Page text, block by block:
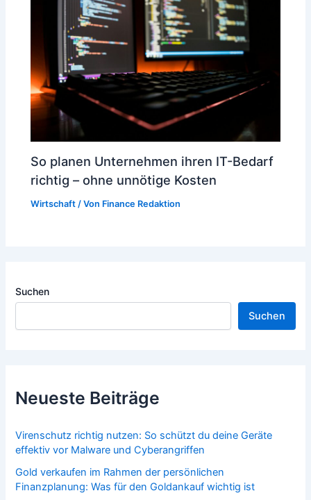
So planen Unternehmen ihren IT-Bedarf
richtig – ohne unnötige Kosten
Wirtschaft / Von Finance Redaktion
Suchen
Suchen
Neueste Beiträge
Virenschutz richtig nutzen: So schützt du deine Geräte
effektiv vor Malware und Cyberangriffen
Gold verkaufen im Rahmen der persönlichen
Finanzplanung: Was für den Goldankauf wichtig ist